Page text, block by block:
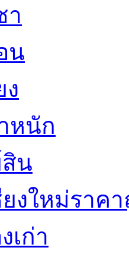
า
น
ง
หนัก
น
ยงใหม่ราค
เก่า